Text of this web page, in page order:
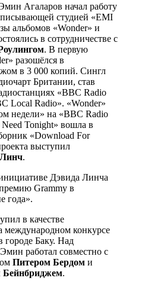
Агаларов начал работу
студией «EMI
альбомов «Wonder» и
в сотрудничестве с
. В первую
разошёлся в
в 3 000 копий. Сингл
Британии, став
«BBC Radio
Local Radio». «Wonder»
недели» на «BBC Radio
Tonight» вошла в
«Download For
выступил
.
Дэвида Линча
Grammy в
года».
в качестве
международном конкурсе
городе Баку. Над
работал совместно с
Питером Бердом и
Бейнбриджем.